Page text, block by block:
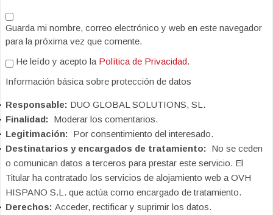
Guarda mi nombre, correo electrónico y web en este navegador
para la próxima vez que comente.
He leído y acepto la Política de Privacidad.
Información básica sobre protección de datos
Responsable: DUO GLOBAL SOLUTIONS, SL.
Finalidad: Moderar los comentarios.
Legitimación: Por consentimiento del interesado.
Destinatarios y encargados de tratamiento: No se ceden
o comunican datos a terceros para prestar este servicio. El
Titular ha contratado los servicios de alojamiento web a OVH
HISPANO S.L. que actúa como encargado de tratamiento.
Derechos: Acceder, rectificar y suprimir los datos.